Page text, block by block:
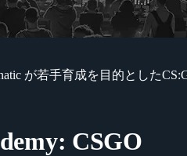
が若手育成を目的とした
CSGO